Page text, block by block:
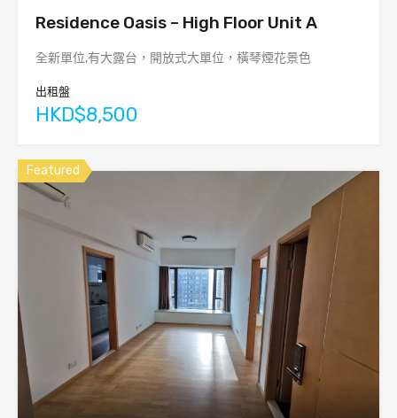
Residence Oasis – High Floor Unit A
全新單位,有大露台，開放式大單位，橫琴煙花景色
出租盤
HKD$8,500
Featured